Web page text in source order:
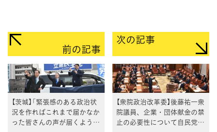
前の記事
【茨城】「緊張感のある政治状
況を作ればこれまで届かなか
った皆さんの声が届くように
次の記事
【衆院政治改革委】後藤祐一衆
院議員、企業・団体献金の禁
止の必要性について自民党を